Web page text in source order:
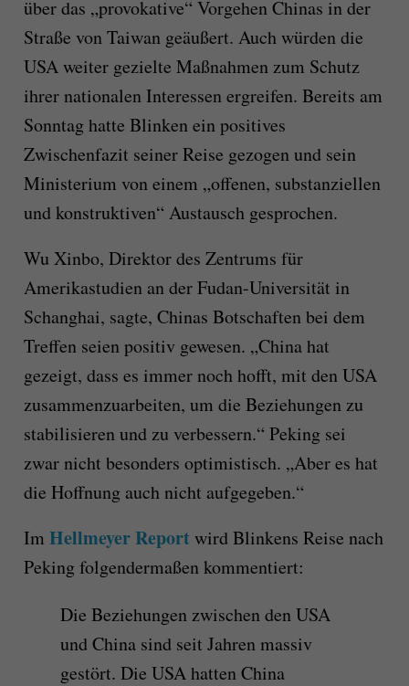
über das „provokative“ Vorgehen Chinas in der
Straße von Taiwan geäußert. Auch würden die
USA weiter gezielte Maßnahmen zum Schutz
ihrer nationalen Interessen ergreifen. Bereits am
Sonntag hatte Blinken ein positives
Zwischenfazit seiner Reise gezogen und sein
Ministerium von einem „offenen, substanziellen
und konstruktiven“ Austausch gesprochen.
Wu Xinbo, Direktor des Zentrums für
Amerikastudien an der Fudan-Universität in
Schanghai, sagte, Chinas Botschaften bei dem
Treffen seien positiv gewesen. „China hat
gezeigt, dass es immer noch hofft, mit den USA
zusammenzuarbeiten, um die Beziehungen zu
stabilisieren und zu verbessern.“ Peking sei
zwar nicht besonders optimistisch. „Aber es hat
die Hoffnung auch nicht aufgegeben.“
Im Hellmeyer Report wird Blinkens Reise nach
Peking folgendermaßen kommentiert:
Die Beziehungen zwischen den USA
und China sind seit Jahren massiv
gestört. Die USA hatten China